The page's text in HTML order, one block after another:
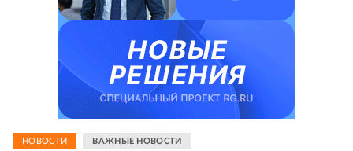
НОВОСТИ ВАЖНЫЕ НОВОСТИ